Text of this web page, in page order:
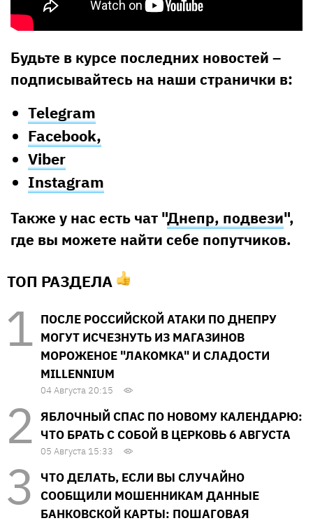
Будьте в курсе последних новостей –
подписывайтесь на наши странички в:
Telegram
Facebook,
Viber
Instagram
Также у нас есть чат "Днепр, подвези",
где вы можете найти себе попутчиков.
ТОП РАЗДЕЛА
ПОСЛЕ РОССИЙСКОЙ АТАКИ ПО ДНЕПРУ
МОГУТ ИСЧЕЗНУТЬ ИЗ МАГАЗИНОВ
МОРОЖЕНОЕ "ЛАКОМКА" И СЛАДОСТИ
MILLENNIUM
04 Августа 20:15
ЯБЛОЧНЫЙ СПАС ПО НОВОМУ КАЛЕНДАРЮ:
ЧТО БРАТЬ С СОБОЙ В ЦЕРКОВЬ 6 АВГУСТА
05 Августа 15:33
ЧТО ДЕЛАТЬ, ЕСЛИ ВЫ СЛУЧАЙНО
СООБЩИЛИ МОШЕННИКАМ ДАННЫЕ
БАНКОВСКОЙ КАРТЫ: ПОШАГОВАЯ